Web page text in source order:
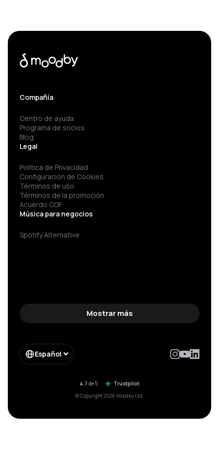
Compañía
Centro de ayuda
Programa de socios
Blog
Legal
Política de Privacidad
Configuración de Cookies
Términos de uso
Términos de la promoción
Acuerdo COF
Música para negocios
Spotify Alternative
Mostrar más
Español
4.7 de 5
Trustpilot
© Copyright 2026 Moodby Ltd.